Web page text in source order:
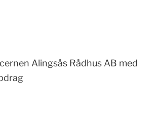
Alingsås Rådhus AB med